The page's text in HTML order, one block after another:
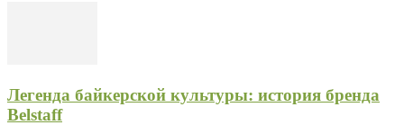
Легенда байкерской культуры: история бренда
Belstaff